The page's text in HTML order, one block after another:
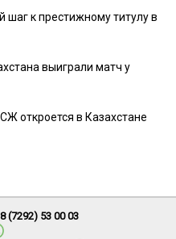
шаг к престижному титулу в
выиграли матч у
откроется в Казахстане
8 (7292) 53 00 03